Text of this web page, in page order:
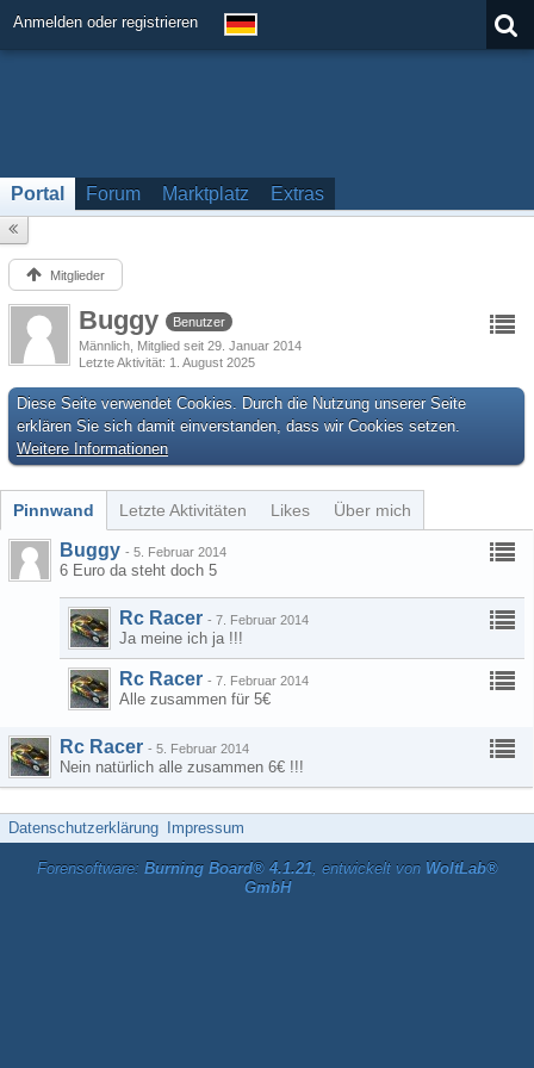
Anmelden oder registrieren
Portal Forum Marktplatz Extras
Mitglieder
Buggy
Benutzer
Männlich Mitglied seit 29. Januar 2014
Letzte Aktivität 1. August 2025
Diese Seite verwendet Cookies. Durch die Nutzung unserer Seite
erklären Sie sich damit einverstanden, dass wir Cookies setzen.
Weitere Informationen
Pinnwand Letzte Aktivitäten Likes Über mich
Buggy - 5. Februar 2014
6 Euro da steht doch 5
Rc Racer - 7. Februar 2014
Ja meine ich ja !!!
Rc Racer - 7. Februar 2014
Alle zusammen für 5€
Rc Racer - 5. Februar 2014
Nein natürlich alle zusammen 6€ !!!
Datenschutzerklärung Impressum
Forensoftware: Burning Board® 4.1.21, entwickelt von WoltLab®
GmbH